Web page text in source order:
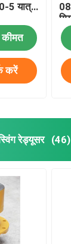
5 यात्रा
करें
रेड्यूसर (46)